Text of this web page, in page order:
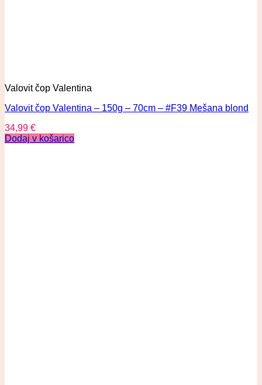
Valovit čop Valentina
Valovit čop Valentina – 150g – 70cm – #F39 Mešana blond
34,99 €
Dodaj v košarico